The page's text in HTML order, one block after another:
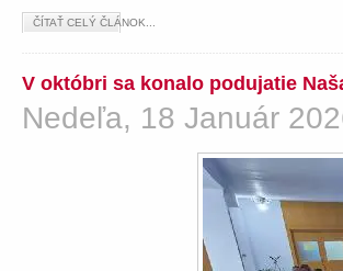
ČÍTAŤ CELÝ ČLÁNOK...
V októbri sa konalo podujatie
Nedeľa, 18 Január